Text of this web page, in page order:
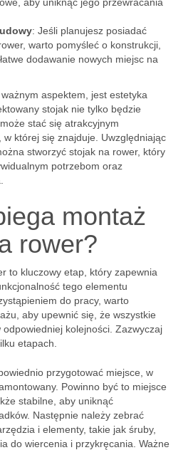
: Jeśli planujesz posiadać
warto pomyśleć o konstrukcji,
dodawanie nowych miejsc na
aspektem, jest estetyka
stojak nie tylko będzie
stać się atrakcyjnym
której się znajduje. Uwzględniając
stworzyć stojak na rower, który
potrzebom oraz
montaż
rower?
to kluczowy etap, który zapewnia
tego elementu
do pracy, warto
aby upewnić się, że wszystkie
kolejności. Zazwyczaj
etapach.
przygotować miejsce, w
Powinno być to miejsce
stabilne, aby uniknąć
Następnie należy zebrać
i elementy, takie jak śruby,
do wiercenia i przykręcania. Ważne